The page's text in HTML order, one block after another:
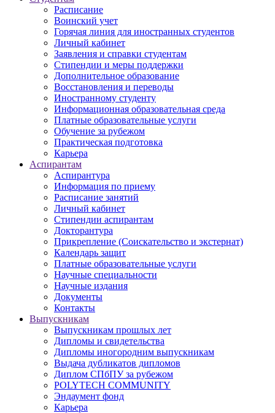
Расписание
Воинский учет
Горячая линия для иностранных студентов
Личный кабинет
Заявления и справки студентам
Стипендии и меры поддержки
Дополнительное образование
Восстановления и переводы
Иностранному студенту
Информационная образовательная среда
Платные образовательные услуги
Обучение за рубежом
Практическая подготовка
Карьера
Аспирантам
Аспирантура
Информация по приему
Расписание занятий
Личный кабинет
Стипендии аспирантам
Докторантура
Прикрепление (Соискательство и экстернат)
Календарь защит
Платные образовательные услуги
Научные специальности
Научные издания
Документы
Контакты
Выпускникам
Выпускникам прошлых лет
Дипломы и свидетельства
Дипломы иногородним выпускникам
Выдача дубликатов дипломов
Диплом СПбПУ за рубежом
POLYTECH COMMUNITY
Эндаумент фонд
Карьера